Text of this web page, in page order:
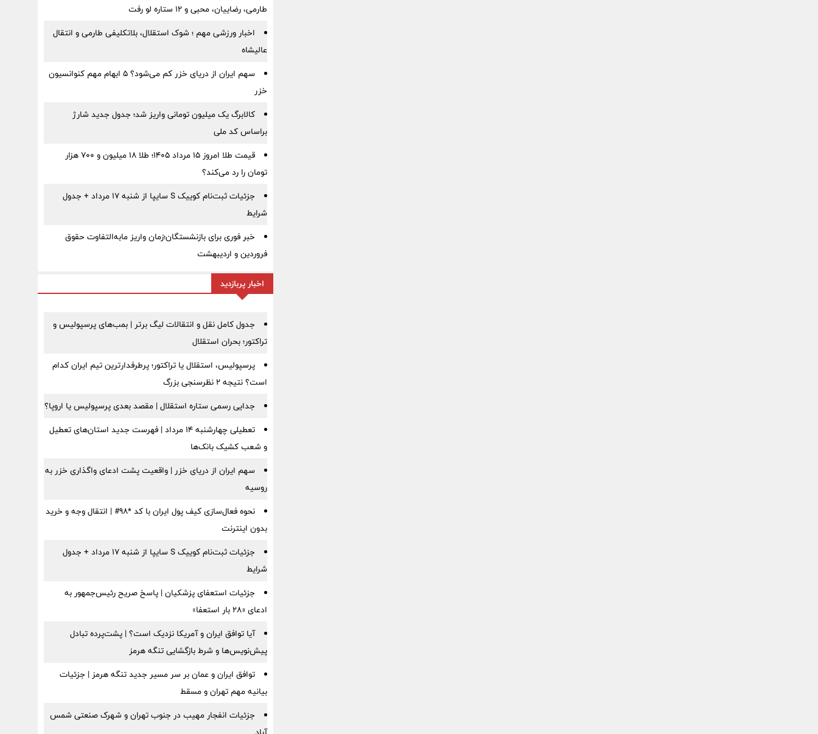
طارمی، رضاییان، محبی و ۱۲ ستاره لو رفت
اخبار ورزشی مهم ؛ شوک استقلال، بلاتکلیفی طارمی و انتقال
عالیشاه
سهم ایران از دریای خزر کم می‌شود؟ ۵ ابهام مهم کنوانسیون
خزر
کالابرگ یک میلیون تومانی واریز شد؛ جدول جدید شارژ
براساس کد ملی
قیمت طلا امروز ۱۵ مرداد ۱۴۰۵؛ طلا ۱۸ میلیون و ۷۰۰ هزار
تومان را رد می‌کند؟
جزئیات ثبت‌نام کوییک S سایپا از شنبه ۱۷ مرداد + جدول
شرایط
خبر فوری برای بازنشستگان؛زمان واریز مابه‌التفاوت حقوق
فروردین و اردیبهشت
اخبار پربازدید
جدول کامل نقل و انتقالات لیگ برتر | بمب‌های پرسپولیس و
تراکتور؛ بحران استقلال
پرسپولیس، استقلال یا تراکتور؛ پرطرفدارترین تیم ایران کدام
است؟ نتیجه ۲ نظرسنجی بزرگ
جدایی رسمی ستاره استقلال | مقصد بعدی پرسپولیس یا اروپا؟
تعطیلی چهارشنبه ۱۴ مرداد | فهرست جدید استان‌های تعطیل
و شعب کشیک بانک‌ها
سهم ایران از دریای خزر | واقعیت پشت ادعای واگذاری خزر به
روسیه
نحوه فعال‌سازی کیف پول ایران با کد *98# | انتقال وجه و خرید
بدون اینترنت
جزئیات ثبت‌نام کوییک S سایپا از شنبه ۱۷ مرداد + جدول
شرایط
جزئیات استعفای پزشکیان | پاسخ صریح رئیس‌جمهور به
ادعای «۲۸ بار استعفا»
آیا توافق ایران و آمریکا نزدیک است؟ | پشت‌پرده تبادل
پیش‌نویس‌ها و شرط بازگشایی تنگه هرمز
توافق ایران و عمان بر سر مسیر جدید تنگه هرمز | جزئیات
بیانیه مهم تهران و مسقط
جزئیات انفجار مهیب در جنوب تهران و شهرک صنعتی شمس